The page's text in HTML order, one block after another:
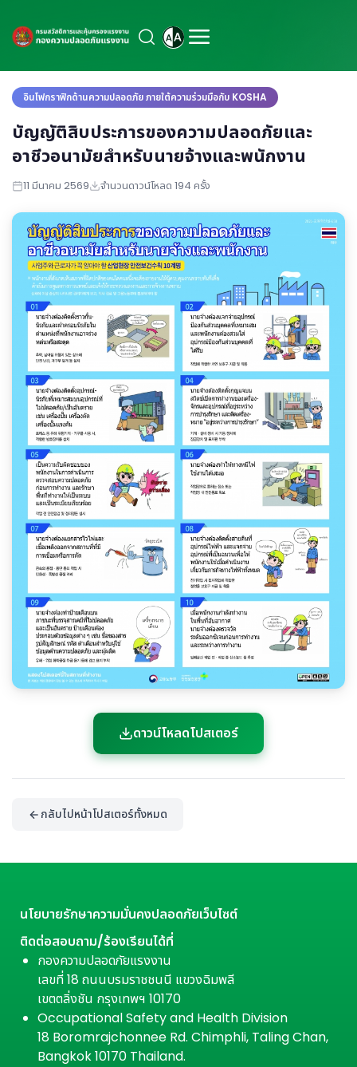
อินโฟกราฟิกด้านความปลอดภัย ภายใต้ความร่วมมือกับ KOSHA
บัญญัติสิบประการของความปลอดภัยและ
อาชีวอนามัยสำหรับนายจ้างและพนักงาน
11 มีนาคม 2569 จำนวนดาวน์โหลด 194 ครั้ง
ดาวน์โหลดโปสเตอร์
กลับไปหน้าโปสเตอร์ทั้งหมด
นโยบายรักษาความมั่นคงปลอดภัยเว็บไซต์
ติดต่อสอบถาม/ร้องเรียนได้ที่
กองความปลอดภัยแรงงาน
เลขที่ 18 ถนนบรมราชชนนี แขวงฉิมพลี
เขตตลิ่งชัน กรุงเทพฯ 10170
Occupational Safety and Health Division
18 Boromrajchonnee Rd. Chimphli, Taling Chan,
Bangkok 10170 Thailand.